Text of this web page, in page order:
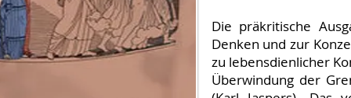
Die präkritische
Denken und zur
zu lebensdienlicher
Überwindung der